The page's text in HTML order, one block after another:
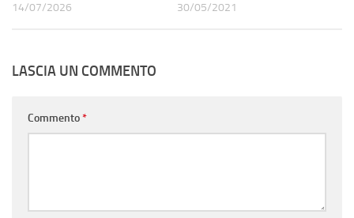
14/07/2026 30/05/2021
LASCIA UN COMMENTO
Commento*